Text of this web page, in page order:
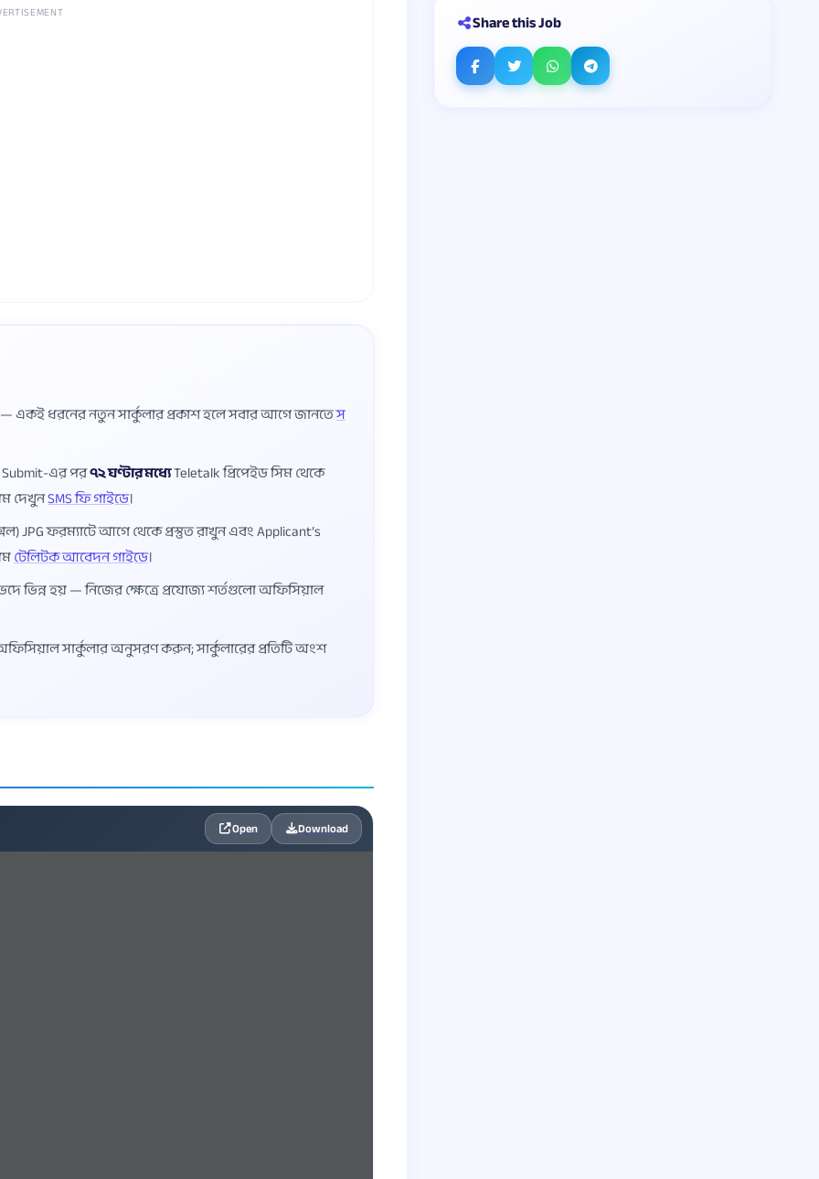
একই ধরনের নতুন সার্কুলার প্রকাশ হলে সবার আগে জানতেস
এর পর৭২ ঘণ্টার মধ্যেTeletalk প্রিপেইড সিম থেকে
দেখুনSMS ফি গাইডে।
JPG ফরম্যাটে আগে থেকে প্রস্তুত রাখুন এবং Applicant’s
টেলিটক আবেদন গাইডে।
ভিন্ন হয় — নিজের ক্ষেত্রে প্রযোজ্য শর্তগুলো অফিসিয়াল
সার্কুলার অনুসরণ করুন; সার্কুলারের প্রতিটি অংশ
Open Download
Share this Job